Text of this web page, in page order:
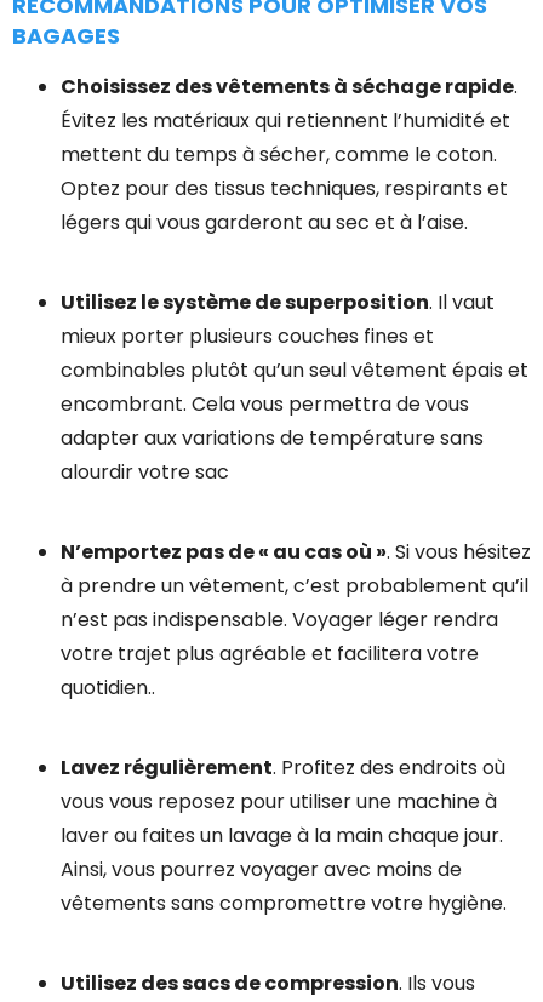
BAGAGES
Choisissez des vêtements à séchage rapide.
Évitez les matériaux qui retiennent l’humidité et
mettent du temps à sécher, comme le coton.
Optez pour des tissus techniques, respirants et
légers qui vous garderont au sec et à l’aise.
Utilisez le système de superposition. Il vaut
mieux porter plusieurs couches fines et
combinables plutôt qu’un seul vêtement épais et
encombrant. Cela vous permettra de vous
adapter aux variations de température sans
alourdir votre sac
N’emportez pas de « au cas où ». Si vous hésitez
à prendre un vêtement, c’est probablement qu’il
n’est pas indispensable. Voyager léger rendra
votre trajet plus agréable et facilitera votre
quotidien..
Lavez régulièrement. Profitez des endroits où
vous vous reposez pour utiliser une machine à
laver ou faites un lavage à la main chaque jour.
Ainsi, vous pourrez voyager avec moins de
vêtements sans compromettre votre hygiène.
Utilisez des sacs de compression. Ils vous